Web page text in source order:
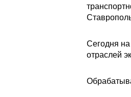
Сегодня
отраслей